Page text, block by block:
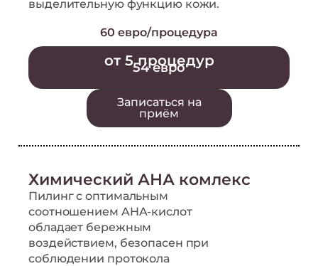
выделительную функцию кожи.
60 евро/процедура
от 5 процедур
54 евро
Записаться на
приём
Химический АНА комлекс
Пилинг с оптимальным
соотношением AHA-кислот
обладает бережным
воздействием, безопасен при
соблюдении протокола